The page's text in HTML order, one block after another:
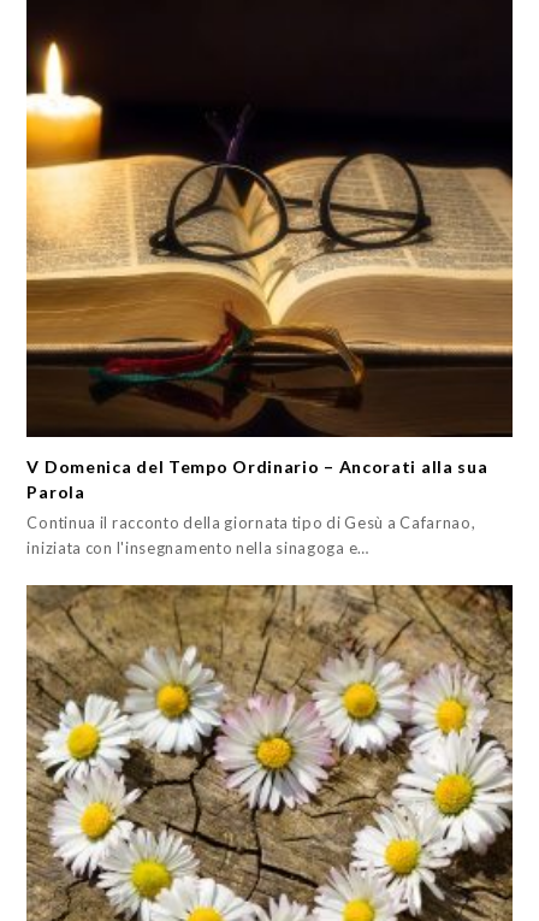
V Domenica del Tempo Ordinario – Ancorati alla sua
Parola
Continua il racconto della giornata tipo di Gesù a Cafarnao,
iniziata con l'insegnamento nella sinagoga e…